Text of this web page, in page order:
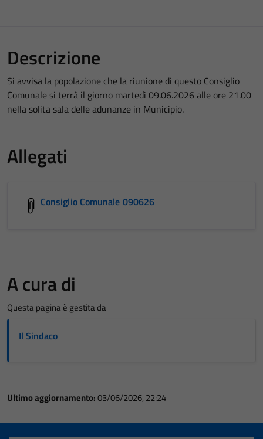
Descrizione
Si avvisa la popolazione che la riunione di questo Consiglio
Comunale si terrà il giorno martedì 09.06.2026 alle ore 21.00
nella solita sala delle adunanze in Municipio.
Allegati
Consiglio Comunale 090626
A cura di
Questa pagina è gestita da
Il Sindaco
Ultimo aggiornamento:03/06/2026, 22:24